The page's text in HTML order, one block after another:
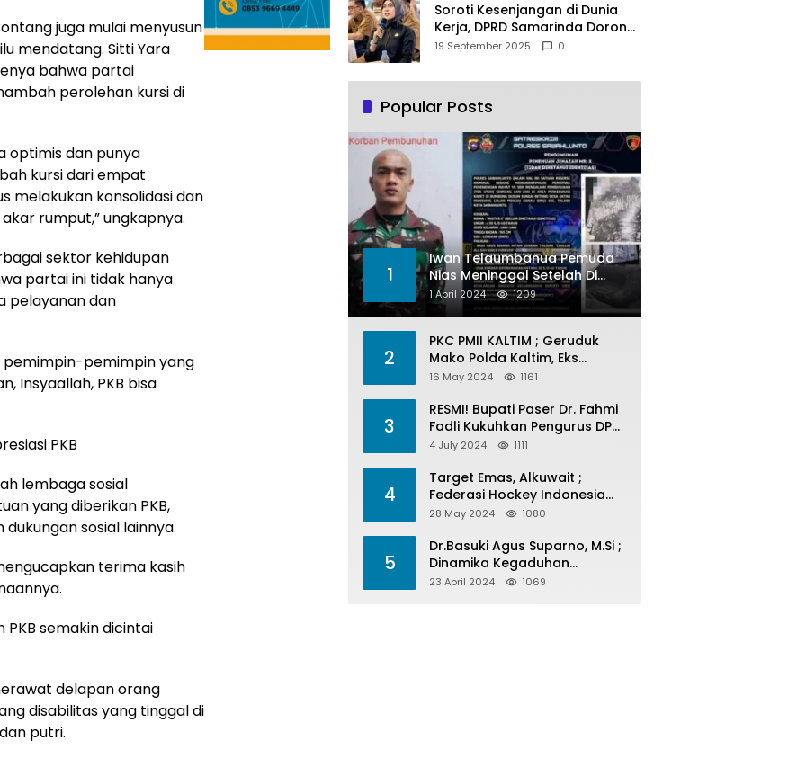
juga mulai menyusun
mendatang. Sitti Yara
bahwa partai
perolehan kursi di
optimis dan punya
kursi dari empat
melakukan konsolidasi dan
rumput,” ungkapnya.
sektor kehidupan
partai ini tidak hanya
pelayanan dan
pemimpin-pemimpin yang
Insyaallah, PKB bisa
PKB
lembaga sosial
yang diberikan PKB,
sosial lainnya.
terima kasih
PKB semakin dicintai
delapan orang
disabilitas yang tinggal di
putri.
Soroti Kesenjangan di Dunia
Kerja, DPRD Samarinda Dorong
Pemkot Gencarkan
19 September 2025 0
Popular Posts
1
Iwan Telaumbanua Pemuda
Nias Meninggal Setelah Di
Habisi Oknum TNI AL
1 April 2024 1209
2
PKC PMII KALTIM ; Geruduk
Mako Polda Kaltim, Eks
Lubang Tambang Banyak
16 May 2024 1161
3
RESMI! Bupati Paser Dr. Fahmi
Fadli Kukuhkan Pengurus DPP
LAP 2024-2029
4 July 2024 1111
4
Target Emas, Alkuwait ;
Federasi Hockey Indonesia
Kota Balikpapan Siap Menjadi
28 May 2024 1080
5
Dr.Basuki Agus Suparno, M.Si ;
Dinamika Kegaduhan
Komunikasi Politik Jelang
23 April 2024 1069